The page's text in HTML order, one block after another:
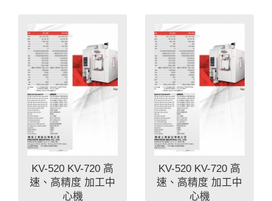
KV-520 KV-720 高
速、高精度 加工中
心機
KV-520 KV-720 高
速、高精度 加工中
心機